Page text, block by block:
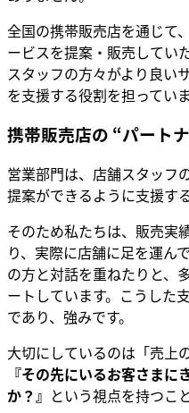
全国の携帯販売店を通じて
ービスを提案・販売してい
スタッフの方々がより良い
を支援する役割を担っていま
携帯販売店の “パート
営業部門は、店舗スタッフ
提案ができるように支援す
そのため私たちは、販売実
り、実際に店舗に足を運ん
の方と対話を重ねたりと、
ートしています。こうした
であり、強みです。
大切にしているのは「売上
『その先にいるお客さま
か？』 という視点を持つこ